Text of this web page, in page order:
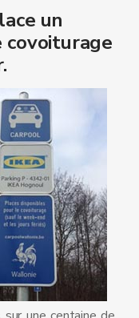
un
covoiturage